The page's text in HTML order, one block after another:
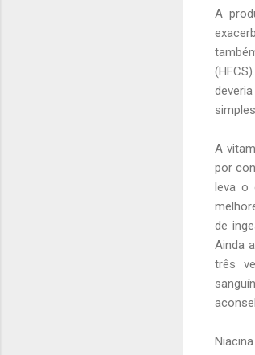
A
A
por
leva o
de
Ainda
três